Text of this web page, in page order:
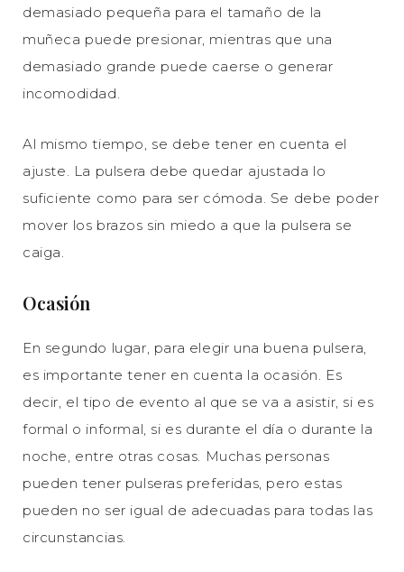
demasiado pequeña para el tamaño de la
muñeca puede presionar, mientras que una
demasiado grande puede caerse o generar
incomodidad.
Al mismo tiempo, se debe tener en cuenta el
ajuste. La pulsera debe quedar ajustada lo
suficiente como para ser cómoda. Se debe poder
mover los brazos sin miedo a que la pulsera se
caiga.
Ocasión
En segundo lugar, para elegir una buena pulsera,
es importante tener en cuenta la ocasión. Es
decir, el tipo de evento al que se va a asistir, si es
formal o informal, si es durante el día o durante la
noche, entre otras cosas. Muchas personas
pueden tener pulseras preferidas, pero estas
pueden no ser igual de adecuadas para todas las
circunstancias.